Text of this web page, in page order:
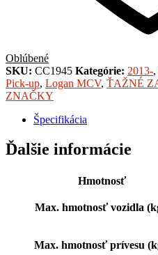
Oblúbené
SKU: CC1945 Kategórie: 2013-,
Pick-up, Logan MCV, ŤAŽNÉ
ZNAČKY
Špecifikácia
Ďalšie informácie
Hmotnosť
Max. hmotnosť vozidla
Max. hmotnosť prívesu